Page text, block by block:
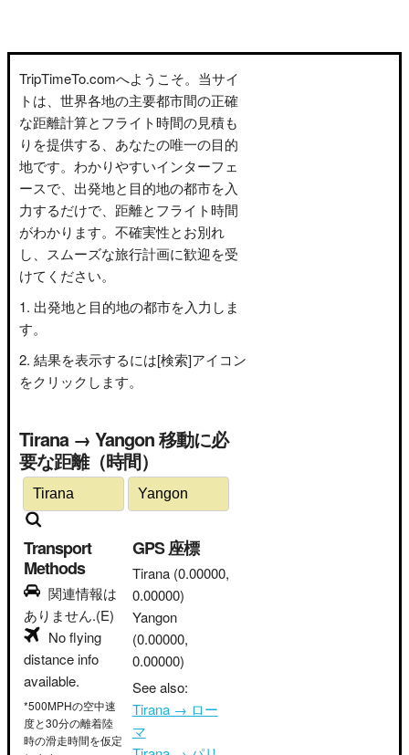
TripTimeTo.comへようこそ。当サイ
トは、世界各地の主要都市間の正確
な距離計算とフライト時間の見積も
りを提供する、あなたの唯一の目的
地です。わかりやすいインターフェ
ースで、出発地と目的地の都市を入
力するだけで、距離とフライト時間
がわかります。不確実性とお別れ
し、スムーズな旅行計画に歓迎を受
けてください。
出発地と目的地の都市を入力しま
す。
結果を表示するには[検索]アイコン
をクリックします。
Tirana → Yangon 移動に必
要な距離（時間）
Transport
Methods
関連情報は
ありません.(E)
No flying
distance info
available.
*500MPHの空中速
度と30分の離着陸
時の滑走時間を仮定
GPS 座標
Tirana (0.00000,
0.00000)
Yangon
(0.00000,
0.00000)
See also:
Tirana → ロー
マ